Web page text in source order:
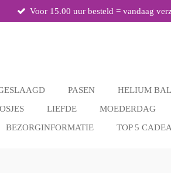
Voor 15.00 uur besteld = vandaag
PASEN HELIUM
LIEFDE MOEDERDAG
BEZORGINFORMATIE TOP 5